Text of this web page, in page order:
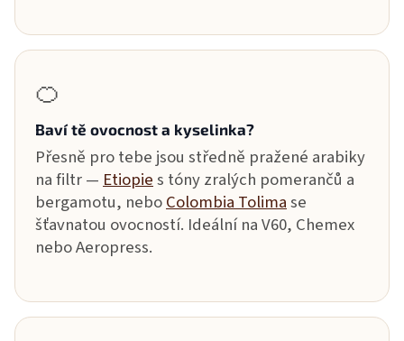
🍊
Baví tě ovocnost a kyselinka?
Přesně pro tebe jsou středně pražené arabiky
na filtr —Etiopies tóny zralých pomerančů a
bergamotu, neboColombia Tolimase
šťavnatou ovocností. Ideální na V60, Chemex
nebo Aeropress.